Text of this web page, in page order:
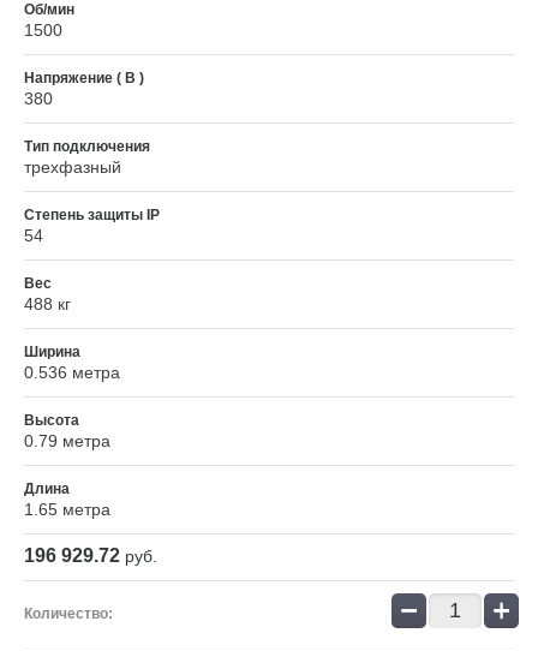
Об/мин
1500
Напряжение ( В )
380
Тип подключения
трехфазный
Степень защиты IP
54
Вес
488 кг
Ширина
0.536 метра
Высота
0.79 метра
Длина
1.65 метра
196 929.72 руб.
Количество: − +